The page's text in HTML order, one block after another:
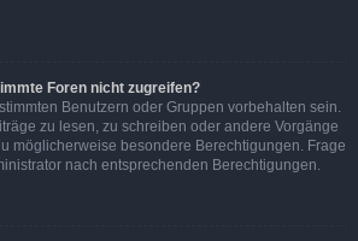
Foren nicht zugreifen?
Benutzern oder Gruppen vorbehalten sein.
zu lesen, zu schreiben oder andere Vorgänge
möglicherweise besondere Berechtigungen. Frage
nach entsprechenden Berechtigungen.